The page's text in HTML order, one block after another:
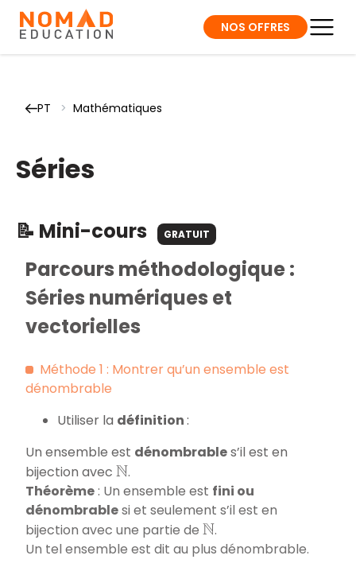
NOS OFFRES
PT > Mathématiques
Séries
📝 Mini-cours GRATUIT
Parcours méthodologique :
Séries numériques et
vectorielles
Méthode 1 : Montrer qu’un ensemble est
dénombrable
Utiliser la définition:
Un ensemble est dénombrables’il est en
bijection avec N.
Théorème: Un ensemble est fini ou
dénombrablesi et seulement s’il est en
bijection avec une partie de N.
Un tel ensemble est dit au plus dénombrable.